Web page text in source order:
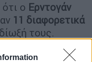
ο Ερντογάν
11 διαφορετικά
τους.